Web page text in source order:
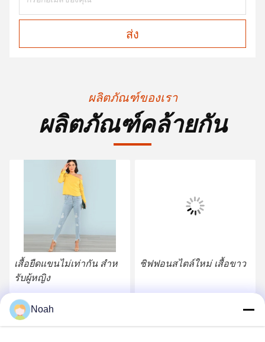
ส่ง
ผลิตภัณฑ์ของเรา
ผลิตภัณฑ์คล้ายกัน
เสื้อยืดแขนไม่เท่ากัน สําห
รับผู้หญิง
หา ราคา ที่ ดี ที่สุด
ชิฟฟอนสไตล์ใหม่ เสื้อขาว
Noah